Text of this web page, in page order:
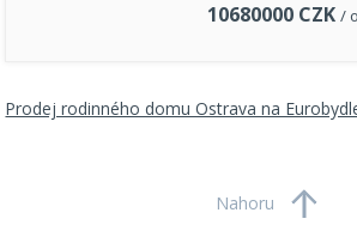
10680000 CZK /
Prodej rodinného domu Ostrava na
Nahoru